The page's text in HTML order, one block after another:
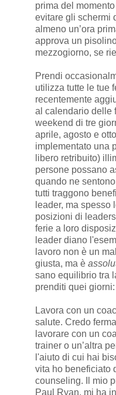
prima del
evitare gli schermi
almeno un’ora
approva un
mezzogiorno, se
Prendi
utilizza tutte le tue
recentemente
al calendario delle
weekend di tre
aprile, agosto e
implementato una
libero retribuito)
persone possano
quando ne
tutti traggono
leader, ma spesso
posizioni di
ferie a loro
leader diano
lavoro non è un
giusta, ma è
sano equilibrio tra
prenditi quei
Lavora con un
salute. Credo
lavorare con un
trainer o un’altra
l'aiuto di cui hai
vita ho beneficiato
counseling. Il mio
Paul Ryan, mi ha